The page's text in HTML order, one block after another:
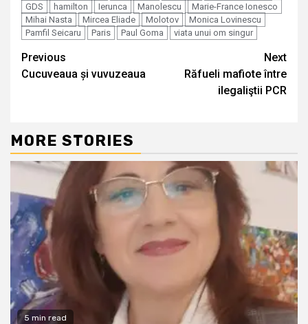
GDS
hamilton Ierunca Manolescu
Marie-France Ionesco
Mihai Nasta
Mircea Eliade Molotov
Monica Lovinescu
Pamfil Seicaru
Paris Paul Goma viata unui om singur
Continue
Reading
Previous
Cucuveaua și vuvuzeaua
Next
Răfueli mafiote între
ilegaliştii PCR
MORE STORIES
5 min read